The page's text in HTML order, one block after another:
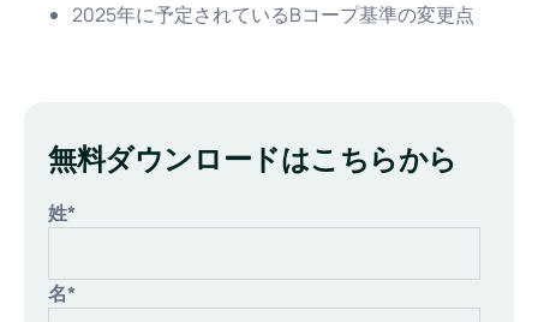
2025年に予定されているBコープ基準の変更点
無料ダウンロードはこちらから
姓*
名*